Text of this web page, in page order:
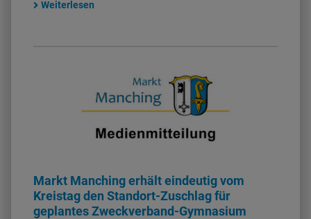
Weiterlesen
Markt Manching erhält eindeutig vom
Kreistag den Standort-Zuschlag für
geplantes Zweckverband-Gymnasium